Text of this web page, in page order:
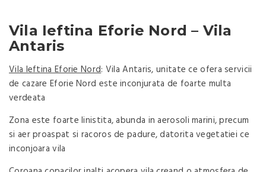
Vila Ieftina Eforie Nord – Vila
Antaris
Vila Ieftina Eforie Nord: Vila Antaris, unitate ce ofera servicii
de cazare Eforie Nord este inconjurata de foarte multa
verdeata
Zona este foarte linistita, abunda in aerosoli marini, precum
si aer proaspat si racoros de padure, datorita vegetatiei ce
inconjoara vila